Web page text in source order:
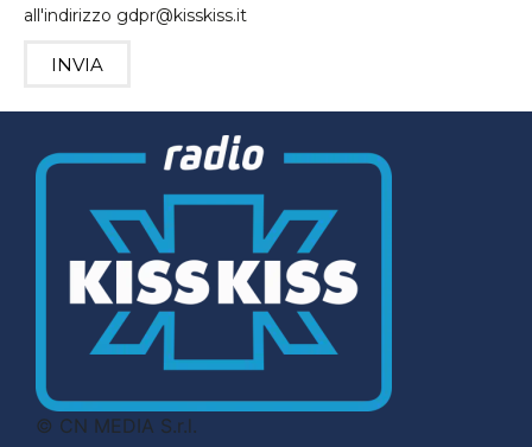
all'indirizzo gdpr@kisskiss.it
INVIA
© CN MEDIA S.r.l.